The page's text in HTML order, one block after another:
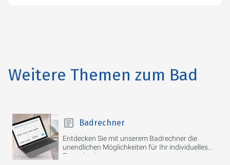
Weitere Themen zum Bad
Badrechner
Entdecken Sie mit unserem Badrechner die
unendlichen Möglichkeiten für Ihr individuelles
Traumbad.